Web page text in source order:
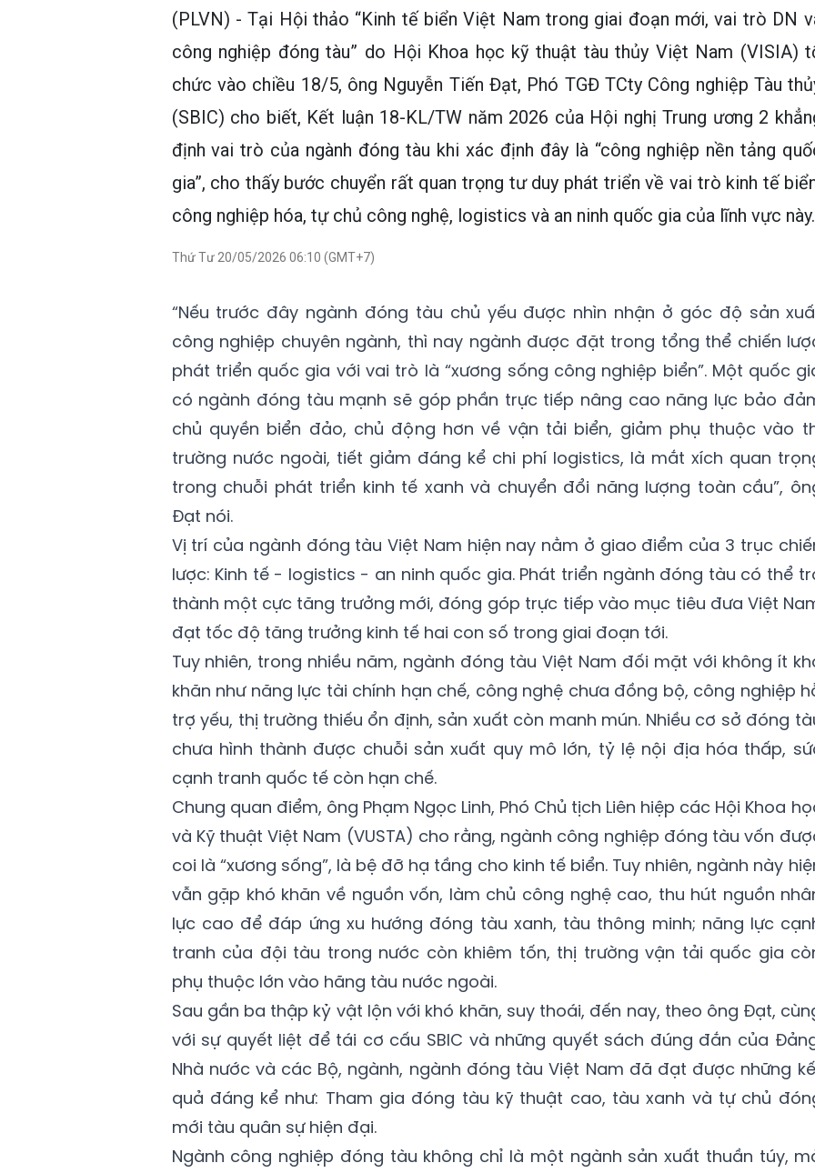
(PLVN) - Tại Hội thảo “Kinh tế biển Việt Nam trong giai đoạn mới, vai trò DN
công nghiệp đóng tàu” do Hội Khoa học kỹ thuật tàu thủy Việt Nam (VISIA)
chức vào chiều 18/5, ông Nguyễn Tiến Đạt, Phó TGĐ TCty Công nghiệp Tàu
(SBIC) cho biết, Kết luận 18-KL/TW năm 2026 của Hội nghị Trung ương 2
định vai trò của ngành đóng tàu khi xác định đây là “công nghiệp nền tảng
gia”, cho thấy bước chuyển rất quan trọng tư duy phát triển về vai trò kinh tế
công nghiệp hóa, tự chủ công nghệ, logistics và an ninh quốc gia của lĩnh vực này.
Thứ Tư 20/05/2026 06:10 (GMT+7)
“Nếu trước đây ngành đóng tàu chủ yếu được nhìn nhận ở góc độ sản
công nghiệp chuyên ngành, thì nay ngành được đặt trong tổng thể chiến
phát triển quốc gia với vai trò là “xương sống công nghiệp biển”. Một quốc
có ngành đóng tàu mạnh sẽ góp phần trực tiếp nâng cao năng lực bảo
chủ quyền biển đảo, chủ động hơn về vận tải biển, giảm phụ thuộc vào
trường nước ngoài, tiết giảm đáng kể chi phí logistics, là mắt xích quan
trong chuỗi phát triển kinh tế xanh và chuyển đổi năng lượng toàn cầu”,
Đạt nói.
Vị trí của ngành đóng tàu Việt Nam hiện nay nằm ở giao điểm của 3 trục
lược: Kinh tế - logistics - an ninh quốc gia. Phát triển ngành đóng tàu có thể
thành một cực tăng trưởng mới, đóng góp trực tiếp vào mục tiêu đưa Việt
đạt tốc độ tăng trưởng kinh tế hai con số trong giai đoạn tới.
Tuy nhiên, trong nhiều năm, ngành đóng tàu Việt Nam đối mặt với không ít
khăn như năng lực tài chính hạn chế, công nghệ chưa đồng bộ, công nghiệp
trợ yếu, thị trường thiếu ổn định, sản xuất còn manh mún. Nhiều cơ sở đóng
chưa hình thành được chuỗi sản xuất quy mô lớn, tỷ lệ nội địa hóa thấp,
cạnh tranh quốc tế còn hạn chế.
Chung quan điểm, ông Phạm Ngọc Linh, Phó Chủ tịch Liên hiệp các Hội Khoa
và Kỹ thuật Việt Nam (VUSTA) cho rằng, ngành công nghiệp đóng tàu vốn
coi là “xương sống”, là bệ đỡ hạ tầng cho kinh tế biển. Tuy nhiên, ngành này
vẫn gặp khó khăn về nguồn vốn, làm chủ công nghệ cao, thu hút nguồn
lực cao để đáp ứng xu hướng đóng tàu xanh, tàu thông minh; năng lực
tranh của đội tàu trong nước còn khiêm tốn, thị trường vận tải quốc gia
phụ thuộc lớn vào hãng tàu nước ngoài.
Sau gần ba thập kỷ vật lộn với khó khăn, suy thoái, đến nay, theo ông Đạt,
với sự quyết liệt để tái cơ cấu SBIC và những quyết sách đúng đắn của
Nhà nước và các Bộ, ngành, ngành đóng tàu Việt Nam đã đạt được những
quả đáng kể như: Tham gia đóng tàu kỹ thuật cao, tàu xanh và tự chủ
mới tàu quân sự hiện đại.
Ngành công nghiệp đóng tàu không chỉ là một ngành sản xuất thuần túy,